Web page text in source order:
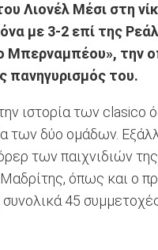
Λιονέλ Μέσι στη
με 3-2 επί της
Μπερναμπέου», την
πανηγυρισμός του.
ιστορία των clasico
των δύο ομάδων.
των παιχνιδιών
όπως και ο
45